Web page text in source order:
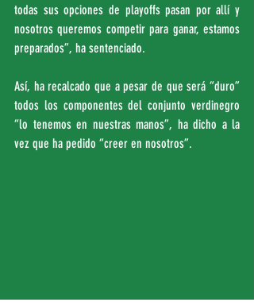
todas sus opciones de playoffs pasan por allí y
nosotros queremos competir para ganar, estamos
preparados”, ha sentenciado.
Así, ha recalcado que a pesar de que será “duro”
todos los componentes del conjunto verdinegro
“lo tenemos en nuestras manos”, ha dicho a la
vez que ha pedido “creer en nosotros”.